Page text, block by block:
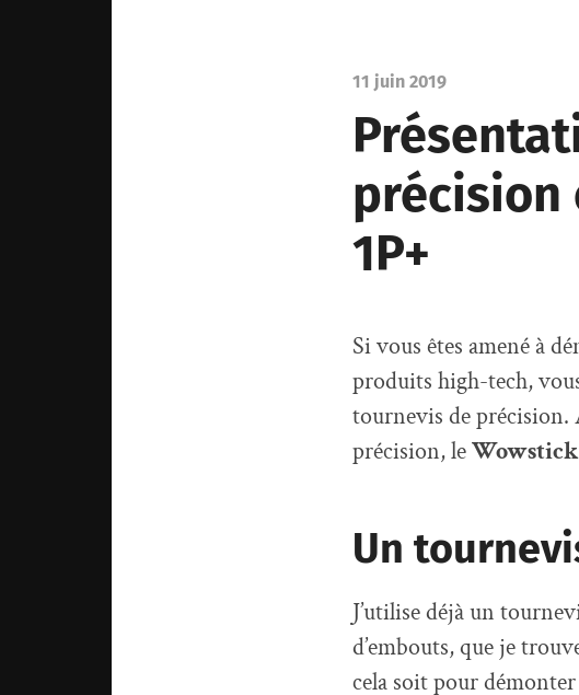
11 juin 2019
précision
1P+
Si vous êtes amené à
produits high-tech,
tournevis de précision.
précision, leWowstick
Un
J’utilise déjà un
d’embouts, que je
cela soit pour